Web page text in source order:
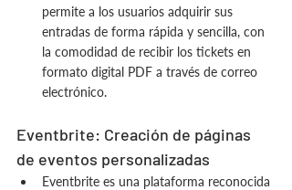
permite a los usuarios adquirir sus
entradas de forma rápida y sencilla, con
la comodidad de recibir los tickets en
formato digital PDF a través de correo
electrónico.
Eventbrite: Creación de páginas
de eventos personalizadas
Eventbrite es una plataforma reconocida